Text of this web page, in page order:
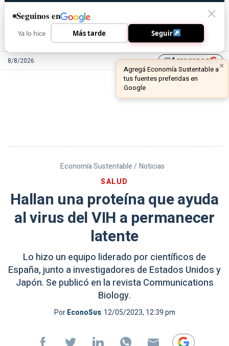
8/8/2026 library_addAgreganos
Economía Sustentable / Noticias
SALUD
Hallan una proteína que ayuda
al virus del VIH a permanecer
latente
Lo hizo un equipo liderado por científicos de
España, junto a investigadores de Estados Unidos y
Japón. Se publicó en la revista Communications
Biology.
PorEconoSus 12/05/2023, 12:39 pm
Seguinos en
Ya lo hice Más tarde Seguir